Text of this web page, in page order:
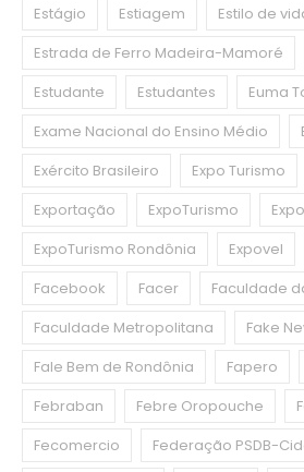
Estágio
Estiagem Estilo de
Estrada de Ferro Madeira-Mamoré
Estudante
Estudantes
Euma
Exame Nacional do Ensino Médio
Exército Brasileiro
Expo Turismo
Exportação
ExpoTurismo
ExpoTurismo Rondônia
Expovel
Facebook
Facer
Faculdade
Faculdade Metropolitana
Fake
Fale Bem de Rondônia
Fapero
Febraban
Febre Oropouche
Fecomercio
Federação PSDB-